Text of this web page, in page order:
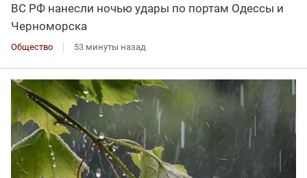
ВС РФ нанесли ночью удары по портам Одессы и
Черноморска
Общество 53 минуты назад